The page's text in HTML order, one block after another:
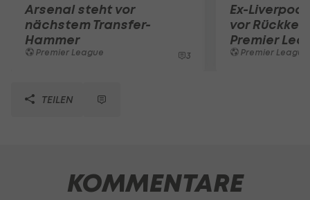
Arsenal steht vor
nächstem Transfer-
Hammer
Premier League 3
Ex-
vor
Premier
Premier League
TEILEN
KOMMENTARE